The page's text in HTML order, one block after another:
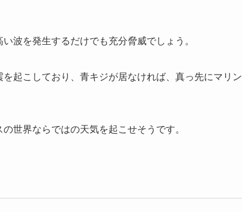
波を発生するだけでも充分脅威でしょう。
起こしており、青キジが居なければ、真っ先にマリン
世界ならではの天気を起こせそうです。